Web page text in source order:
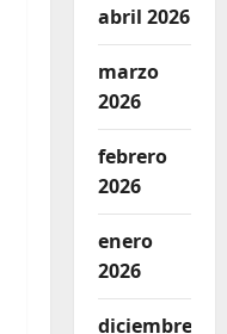
abril 2026
marzo
2026
febrero
2026
enero
2026
diciembre